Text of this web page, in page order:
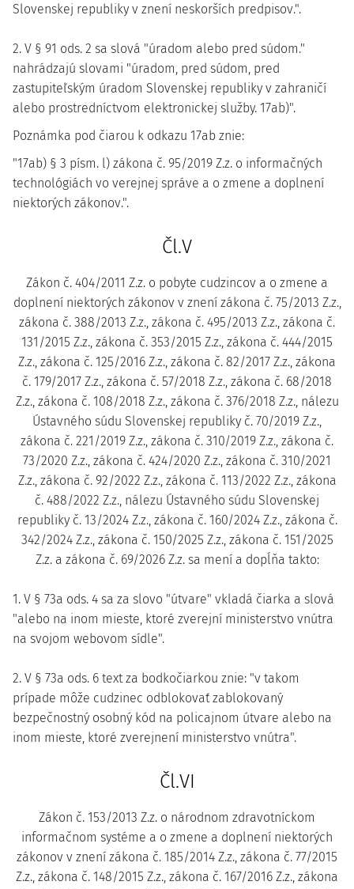
Slovenskej republiky v znení neskorších predpisov.".
2. V § 91 ods. 2 sa slová "úradom alebo pred súdom."
nahrádzajú slovami "úradom, pred súdom, pred
zastupiteľským úradom Slovenskej republiky v zahraničí
alebo prostredníctvom elektronickej služby. 17ab)".
Poznámka pod čiarou k odkazu 17ab znie:
"17ab) § 3 písm. l) zákona č. 95/2019 Z.z. o informačných
technológiách vo verejnej správe a o zmene a doplnení
niektorých zákonov.".
Čl.V
Zákon č. 404/2011 Z.z. o pobyte cudzincov a o zmene a
doplnení niektorých zákonov v znení zákona č. 75/2013 Z.z.,
zákona č. 388/2013 Z.z., zákona č. 495/2013 Z.z., zákona č.
131/2015 Z.z., zákona č. 353/2015 Z.z., zákona č. 444/2015
Z.z., zákona č. 125/2016 Z.z., zákona č. 82/2017 Z.z., zákona
č. 179/2017 Z.z., zákona č. 57/2018 Z.z., zákona č. 68/2018
Z.z., zákona č. 108/2018 Z.z., zákona č. 376/2018 Z.z., nálezu
Ústavného súdu Slovenskej republiky č. 70/2019 Z.z.,
zákona č. 221/2019 Z.z., zákona č. 310/2019 Z.z., zákona č.
73/2020 Z.z., zákona č. 424/2020 Z.z., zákona č. 310/2021
Z.z., zákona č. 92/2022 Z.z., zákona č. 113/2022 Z.z., zákona
č. 488/2022 Z.z., nálezu Ústavného súdu Slovenskej
republiky č. 13/2024 Z.z., zákona č. 160/2024 Z.z., zákona č.
342/2024 Z.z., zákona č. 150/2025 Z.z., zákona č. 151/2025
Z.z. a zákona č. 69/2026 Z.z. sa mení a dopĺňa takto:
1. V § 73a ods. 4 sa za slovo "útvare" vkladá čiarka a slová
"alebo na inom mieste, ktoré zverejní ministerstvo vnútra
na svojom webovom sídle".
2. V § 73a ods. 6 text za bodkočiarkou znie: "v takom
prípade môže cudzinec odblokovať zablokovaný
bezpečnostný osobný kód na policajnom útvare alebo na
inom mieste, ktoré zverejnení ministerstvo vnútra".
Čl.VI
Zákon č. 153/2013 Z.z. o národnom zdravotníckom
informačnom systéme a o zmene a doplnení niektorých
zákonov v znení zákona č. 185/2014 Z.z., zákona č. 77/2015
Z.z., zákona č. 148/2015 Z.z., zákona č. 167/2016 Z.z., zákona